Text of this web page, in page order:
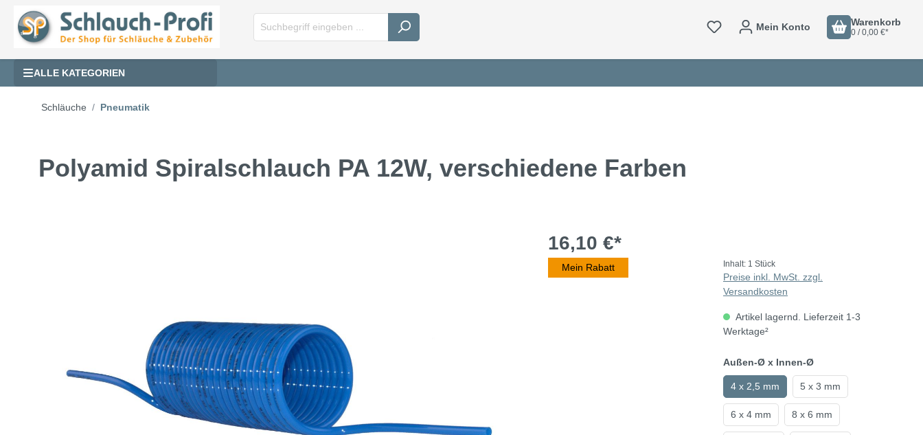
Mein Konto Warenkorb
0 / 0,00 €*
ALLE KATEGORIEN
Schläuche Pneumatik
Polyamid Spiralschlauch PA 12W, verschiedene Farben
16,10 €*
Mein Rabatt Inhalt: 1 Stück
Preise inkl. MwSt. zzgl.
Versandkosten
Artikel lagernd. Lieferzeit 1-3
Werktage²
Außen-Ø x Innen-Ø
4 x 2,5 mm 5 x 3 mm
6 x 4 mm 8 x 6 mm